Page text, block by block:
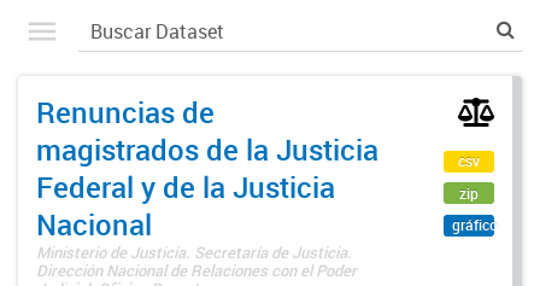
Renuncias de
magistrados de la Justicia
Federal y de la Justicia
Nacional
Ministerio de Justicia. Secretaría de Justicia.
Dirección Nacional de Relaciones con el Poder
csv
zip
gráfico